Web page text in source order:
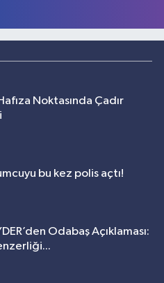
Noktasında Çadır
bu kez polis açtı!
Odabaş Açıklaması: